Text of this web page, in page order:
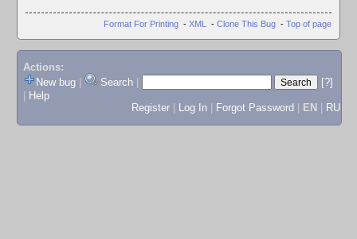
Format For Printing - XML - Clone This Bug - Top of page
Actions:
New bug
Search
[?]
Help
Register
Log In Forgot Password EN RU